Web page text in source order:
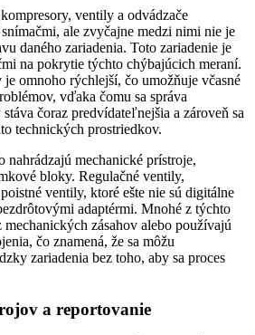
ventily a odvádzače
ale zvyčajne medzi nimi nie je
daného zariadenia. Toto zariadenie je
na pokrytie týchto chýbajúcich meraní.
omnoho rýchlejší, čo umožňuje včasné
vďaka čomu sa správa
čoraz predvídateľnejšia a zároveň sa
technických prostriedkov.
nahrádzajú mechanické prístroje,
bloky. Regulačné ventily,
ventily, ktoré ešte nie sú digitálne
adaptérmi. Mnohé z týchto
mechanických zásahov alebo používajú
čo znamená, že sa môžu
zariadenia bez toho, aby sa proces
a reportovanie